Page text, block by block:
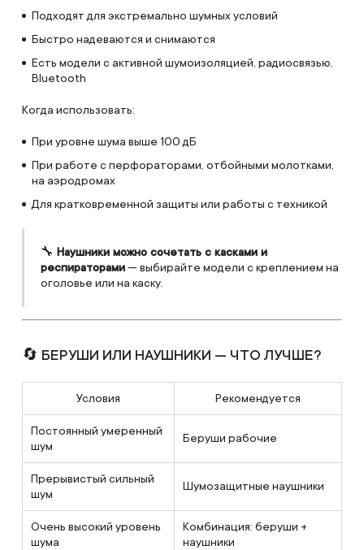
Подходят для экстремально шумных условий
Быстро надеваются и снимаются
Есть модели с активной шумоизоляцией, радиосвязью,
Bluetooth
Когда использовать:
При уровне шума выше 100 дБ
При работе с перфораторами, отбойными молотками,
на аэродромах
Для кратковременной защиты или работы с техникой
🔧 Наушники можно сочетать с касками и
респираторами— выбирайте модели с креплением на
оголовье или на каску.
🔄 БЕРУШИ ИЛИ НАУШНИКИ — ЧТО ЛУЧШЕ?
Условия Рекомендуется
Постоянный умеренный
шум
Беруши рабочие
Прерывистый сильный
шум
Шумозащитные наушники
Очень высокий уровень
шума
Комбинация: беруши +
наушники